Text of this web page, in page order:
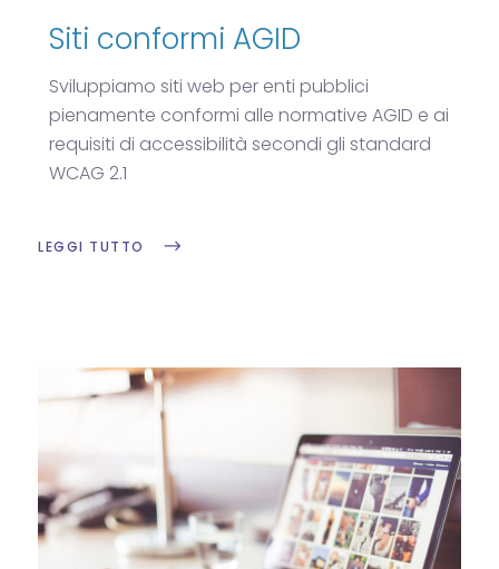
Siti conformi AGID
Sviluppiamo siti web per enti pubblici
pienamente conformi alle normative AGID e ai
requisiti di accessibilità secondi gli standard
WCAG 2.1
LEGGI TUTTO